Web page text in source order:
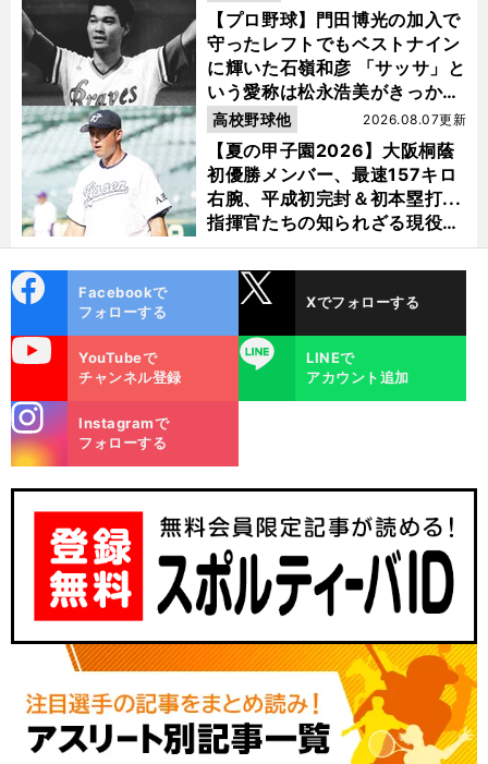
【プロ野球】門田博光の加入で
守ったレフトでもベストナイン
に輝いた石嶺和彦 「サッサ」と
いう愛称は松永浩美がきっか
け？
【夏の甲子園2026】大阪桐蔭
初優勝メンバー、最速157キロ
右腕、平成初完封＆初本塁打...
指揮官たちの知られざる現役時
代
2026.08.07更新
高校野球他
ok
Facebookで
フォローする
Xでフォローする
YouTubeで
チャンネル登録
LINE
LINEで
アカウント追加
m
Instagramで
フォローする